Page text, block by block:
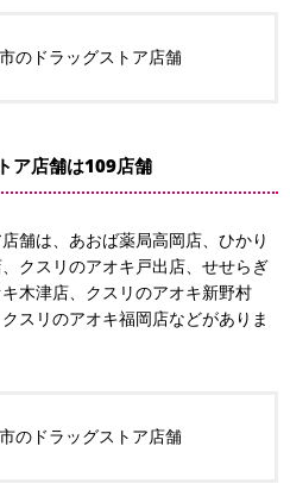
のドラッグストア店舗
ア店舗は109店舗
舗は、あおば薬局高岡店、ひかり
クスリのアオキ戸出店、せせらぎ
木津店、クスリのアオキ新野村
スリのアオキ福岡店などがありま
のドラッグストア店舗